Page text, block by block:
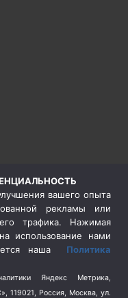
вашего опыта
рекламы или
трафика. Нажимая
использование нами
наша Политика
Яндекс Метрика,
119021, Россия, Москва, ул.